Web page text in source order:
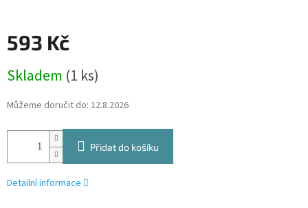
593 Kč
cena:
Skladem (1 ks)
Můžeme doručit do: 12.8.2026
Přidat do košíku
Detailní informace